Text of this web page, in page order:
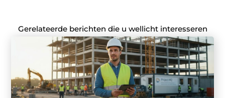
Gerelateerde berichten die u wellicht interesseren